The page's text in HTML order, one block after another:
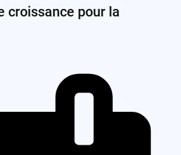
croissance pour la